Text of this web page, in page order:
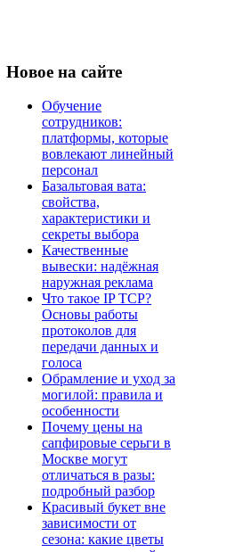
Новое на сайте
Обучение
сотрудников:
платформы, которые
вовлекают линейный
персонал
Базальтовая вата:
свойства,
характеристики и
секреты выбора
Качественные
вывески: надёжная
наружная реклама
Что такое IP TCP?
Основы работы
протоколов для
передачи данных и
голоса
Обрамление и уход за
могилой: правила и
особенности
Почему цены на
сапфировые серьги в
Москве могут
отличаться в разы:
подробный разбор
Красивый букет вне
зависимости от
сезона: какие цветы